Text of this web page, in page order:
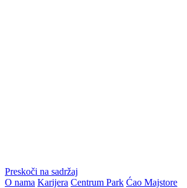
Preskoči na sadržaj
O nama Karijera Centrum Park Ćao Majstore